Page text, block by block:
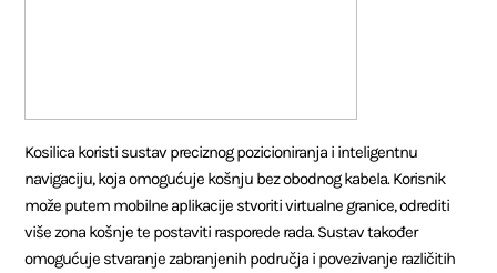
Kosilica koristi sustav preciznog pozicioniranja i inteligentnu
navigaciju, koja omogućuje košnju bez obodnog kabela. Korisnik
može putem mobilne aplikacije stvoriti virtualne granice, odrediti
više zona košnje te postaviti rasporede rada. Sustav također
omogućuje stvaranje zabranjenih područja i povezivanje različitih